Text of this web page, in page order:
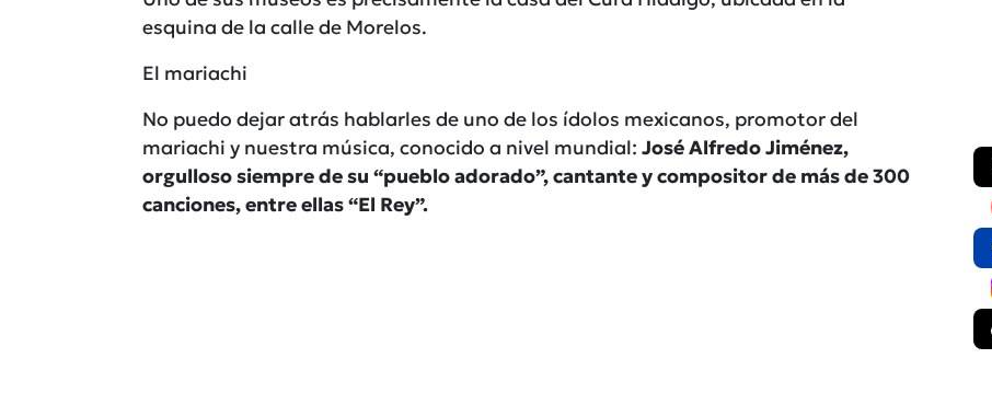
esquina de la calle de Morelos.
El mariachi
No puedo dejar atrás hablarles de uno de los ídolos mexicanos, promotor del
mariachi y nuestra música, conocido a nivel mundial: José Alfredo Jiménez,
orgulloso siempre de su “pueblo adorado”, cantante y compositor de más de 300
canciones, entre ellas “El Rey”.